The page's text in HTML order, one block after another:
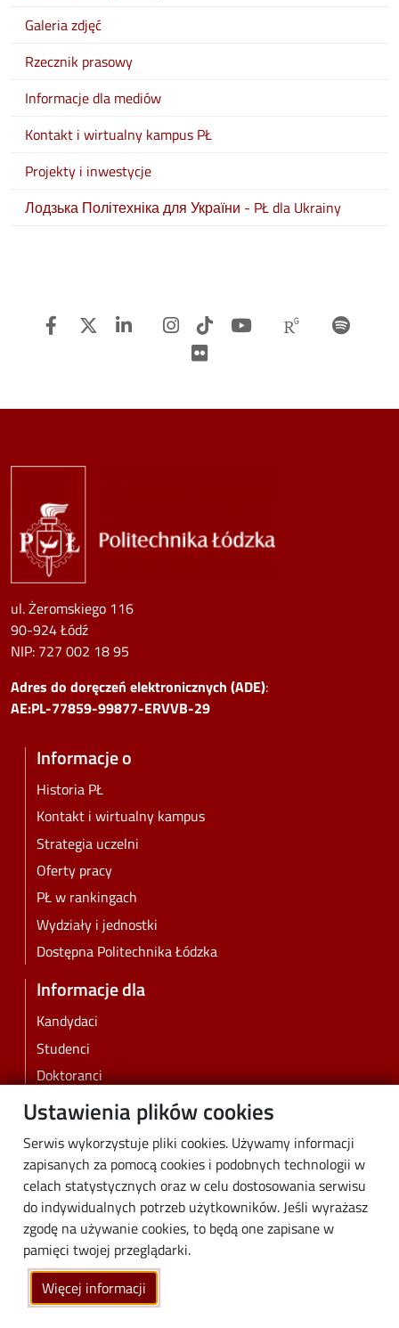
Ustawienia plików cookies
Serwis wykorzystuje pliki cookies. Używamy informacji
zapisanych za pomocą cookies i podobnych technologii w
celach statystycznych oraz w celu dostosowania serwisu
do indywidualnych potrzeb użytkowników. Jeśli wyrażasz
zgodę na używanie cookies, to będą one zapisane w
pamięci twojej przeglądarki.
Więcej informacji
Galeria zdjęć
Rzecznik prasowy
Informacje dla mediów
Kontakt i wirtualny kampus PŁ
Projekty i inwestycje
Лодзька Політехніка для України - PŁ dla Ukrainy
Facebook
Twitter LinkedinInstagram
TiTok Youtube
ul. Żeromskiego 116
90-924 Łódź
NIP: 727 002 18 95
Adres do doręczeń elektronicznych (ADE):
AE:PL-77859-99877-ERVVB-29
Informacje o
Historia PŁ
Kontakt i wirtualny kampus
Strategia uczelni
Oferty pracy
PŁ w rankingach
Wydziały i jednostki
Dostępna Politechnika Łódzka
Informacje dla
Kandydaci
Studenci
Doktoranci
Pracownicy
Biznes
Media
Społeczność lokalna
Linki
Wikamp
Poczta elektroniczna